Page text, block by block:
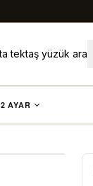
tektaş yüzük ara
AYAR